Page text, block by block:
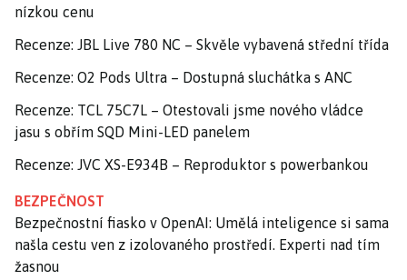
nízkou cenu
Recenze: JBL Live 780 NC – Skvěle vybavená střední třída
Recenze: O2 Pods Ultra – Dostupná sluchátka s ANC
Recenze: TCL 75C7L – Otestovali jsme nového vládce
jasu s obřím SQD Mini-LED panelem
Recenze: JVC XS-E934B – Reproduktor s powerbankou
BEZPEČNOST
Bezpečnostní fiasko v OpenAI: Umělá inteligence si sama
našla cestu ven z izolovaného prostředí. Experti nad tím
žasnou